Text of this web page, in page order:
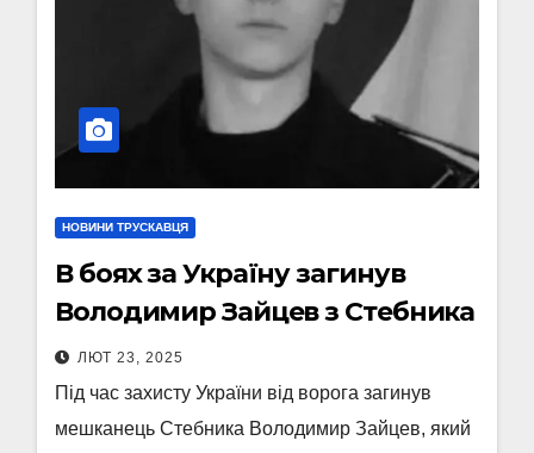
НОВИНИ ТРУСКАВЦЯ
В боях за Україну загинув
Володимир Зайцев з Стебника
ЛЮТ 23, 2025
Під час захисту України від ворога загинув
мешканець Стебника Володимир Зайцев, який